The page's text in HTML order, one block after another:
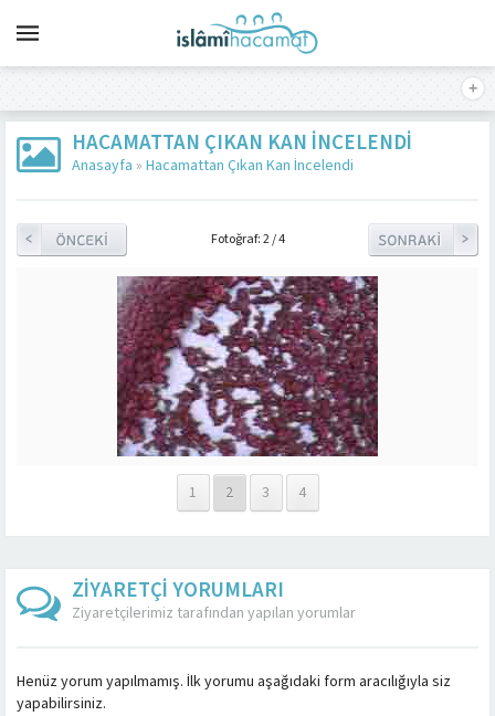
HACAMATTAN ÇIKAN KAN İNCELENDI
Anasayfa » Hacamattan Çıkan Kan İncelendi
Fotoğraf: 2 / 4
1 2 3 4
ZİYARETÇİ YORUMLARI
Ziyaretçilerimiz tarafından yapılan yorumlar
Henüz yorum yapılmamış. İlk yorumu aşağıdaki form aracılığıyla siz
yapabilirsiniz.